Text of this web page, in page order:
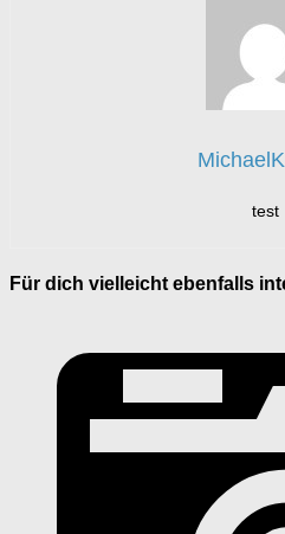
test
Für dich vielleicht ebenfalls